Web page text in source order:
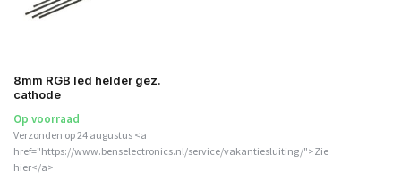
8mm RGB led helder gez.
cathode
Op voorraad
Verzonden op 24 augustus <a
href="https://www.benselectronics.nl/service/vakantiesluiting/">Zie
hier</a>